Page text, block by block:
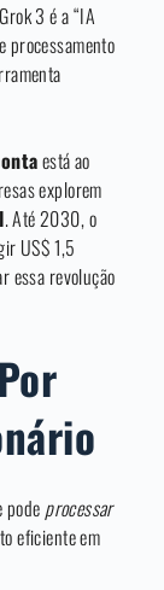
3 é a “IA
processamento
está ao
explorem
. Até 2030, o
US$ 1,5
essa revolução
pode processar
eficiente em